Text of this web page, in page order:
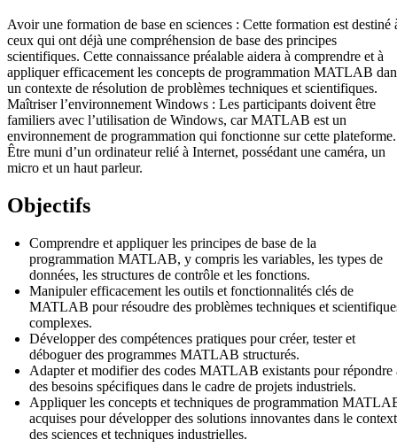
Avoir une formation de base en sciences : Cette formation est destiné
ceux qui ont déjà une compréhension de base des principes
scientifiques. Cette connaissance préalable aidera à comprendre et à
appliquer efficacement les concepts de programmation MATLAB
un contexte de résolution de problèmes techniques et scientifiques.
Maîtriser l’environnement Windows : Les participants doivent être
familiers avec l’utilisation de Windows, car MATLAB est un
environnement de programmation qui fonctionne sur cette plateforme.
Être muni d’un ordinateur relié à Internet, possédant une caméra, un
micro et un haut parleur.
Objectifs
Comprendre et appliquer les principes de base de la
programmation MATLAB, y compris les variables, les types de
données, les structures de contrôle et les fonctions.
Manipuler efficacement les outils et fonctionnalités clés de
MATLAB pour résoudre des problèmes techniques et
complexes.
Développer des compétences pratiques pour créer, tester et
déboguer des programmes MATLAB structurés.
Adapter et modifier des codes MATLAB existants pour répondre
des besoins spécifiques dans le cadre de projets industriels.
Appliquer les concepts et techniques de programmation
acquises pour développer des solutions innovantes dans le
des sciences et techniques industrielles.